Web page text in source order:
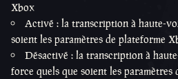
Xbox
Activé : la transcription à haute-
soient les paramètres de plateforme
Désactivé : la transcription à
force quels que soient les